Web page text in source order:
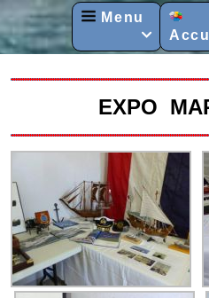
Menu

EXPO